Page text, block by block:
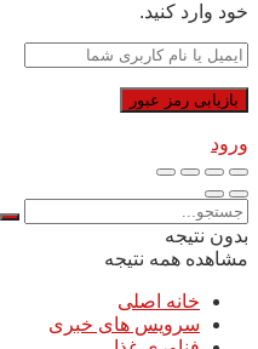
خود وارد کنید.
ورود
بدون نتیجه
مشاهده همه نتیجه
خانه اصلی
سرویس های خبری